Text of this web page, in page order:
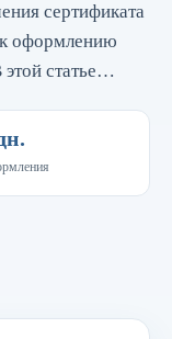
сертификата
к оформлению
статье…